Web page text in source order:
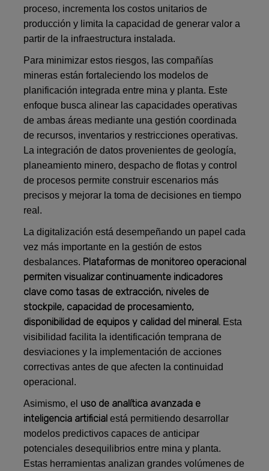
proceso, incrementa los costos unitarios de
producción y limita la capacidad de generar valor a
partir de la infraestructura instalada.
Para minimizar estos riesgos, las compañías
mineras están fortaleciendo los modelos de
planificación integrada entre mina y planta. Este
enfoque busca alinear las capacidades operativas
de ambas áreas mediante una gestión coordinada
de recursos, inventarios y restricciones operativas.
La integración de datos provenientes de geología,
planeamiento minero, despacho de flotas y control
de procesos permite construir escenarios más
precisos y mejorar la toma de decisiones en tiempo
real.
La digitalización está desempeñando un papel cada
vez más importante en la gestión de estos
desbalances. Plataformas de monitoreo operacional
permiten visualizar continuamente indicadores
clave como tasas de extracción, niveles de
stockpile, capacidad de procesamiento,
disponibilidad de equipos y calidad del mineral. Esta
visibilidad facilita la identificación temprana de
desviaciones y la implementación de acciones
correctivas antes de que afecten la continuidad
operacional.
Asimismo, el uso de analítica avanzada e
inteligencia artificial está permitiendo desarrollar
modelos predictivos capaces de anticipar
potenciales desequilibrios entre mina y planta.
Estas herramientas analizan grandes volúmenes de